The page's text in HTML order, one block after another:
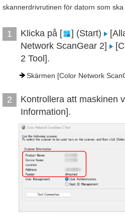
skannerdrivrutinen för datorn som
1 Klicka på [ ] (Start)
Network ScanGear 2]
2 Tool].
Skärmen [Color Network
2
Kontrollera att maskinen
Information].